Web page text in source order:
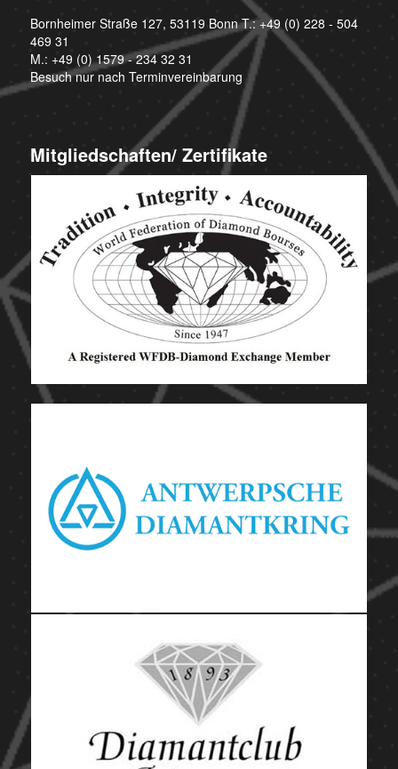
Bornheimer Straße 127, 53119 Bonn T.:+49 (0) 228 - 504
469 31
M.: +49 (0) 1579 - 234 32 31
Besuch nur nach Terminvereinbarung
Mitgliedschaften/ Zertifikate